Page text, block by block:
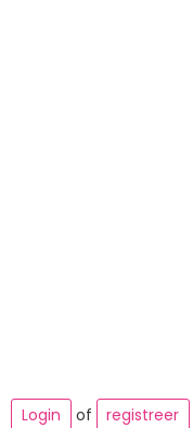
Login of registreer